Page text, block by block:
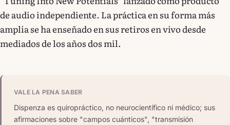
de audio independiente. La práctica en su forma más
amplia se ha enseñado en sus retiros en vivo desde
mediados de los años dos mil.
VALE LA PENA SABER
Dispenza es quiropráctico, no neurocientífico ni médico; sus
afirmaciones sobre "campos cuánticos", "transmisión